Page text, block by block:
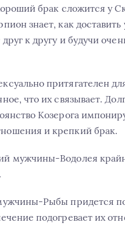
брак сложится у
знает, как
к другу и будучи
притягателен
что их связывает.
Козерога
и крепкий брак.
мужчины-Водолея
Рыбы придется
подогревает их